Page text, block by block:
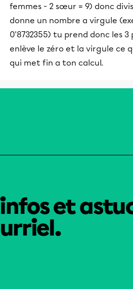
femmes - 2 sœur = 9) donc
donne un nombre a virgule
0'8732355) tu prend donc les
enlève le zéro et la virgule ce
qui met fin a ton calcul.
et